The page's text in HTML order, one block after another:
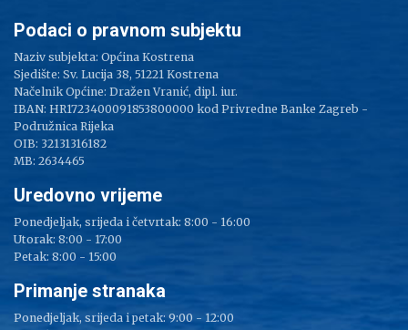
Podaci o pravnom subjektu
Naziv subjekta: Općina Kostrena
Sjedište: Sv. Lucija 38, 51221 Kostrena
Načelnik Općine: Dražen Vranić, dipl. iur.
IBAN: HR1723400091853800000 kod Privredne Banke Zagreb -
Podružnica Rijeka
OIB: 32131316182
MB: 2634465
Uredovno vrijeme
Ponedjeljak, srijeda i četvrtak: 8:00 - 16:00
Utorak: 8:00 - 17:00
Petak: 8:00 - 15:00
Primanje stranaka
Ponedjeljak, srijeda i petak: 9:00 - 12:00